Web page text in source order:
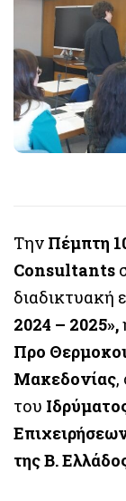
Την Πέμπτη
Consultants
διαδικτυακή
2024 – 2025»,
Προ
Μακεδονίας,
του
της Β.